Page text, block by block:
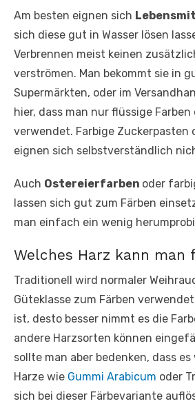
Am besten eignen sich
sich diese gut in Wasser lösen
Verbrennen meist keinen
verströmen. Man bekommt sie in
Supermärkten, oder im
hier, dass man nur flüssige
verwendet. Farbige Zuckerpasten
eignen sich selbstverständlich
Auch Ostereierfarben oder
lassen sich gut zum Färben
man einfach ein wenig
Welches Harz kann man
Traditionell wird normaler
Güteklasse zum Färben
ist, desto besser nimmt es die
andere Harzsorten können
sollte man aber bedenken, dass
Harze wie Gummi Arabicum oder
sich bei dieser Färbevariante